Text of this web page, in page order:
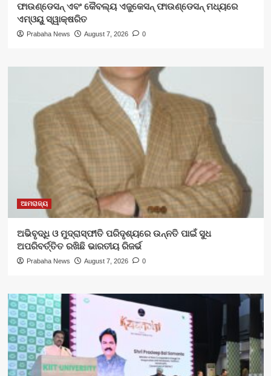
ଫାଉଣ୍ଡେସନ୍ ଏବଂ କୈବଲ୍ୟ ଏଜୁକେସନ୍ ଫାଉଣ୍ଡେସନ୍ ମଧ୍ୟରେ
ଏମ୍‌ଓୟୁ ସ୍ୱାକ୍ଷରିତ
Prabaha News August 7, 2026 0
ଆମରାଜ୍ୟ
ଅଭିବୃଦ୍ଧି ଓ ମୁଦ୍ରାସ୍ଫୀତି ପରିଦୃଶ୍ୟରେ ଉନ୍ନତି ପାଇଁ ସୁଧ
ଅପରିବର୍ତ୍ତିତ ରଖିଛି ଭାରତୀୟ ରିଜର୍ଭ
Prabaha News August 7, 2026 0